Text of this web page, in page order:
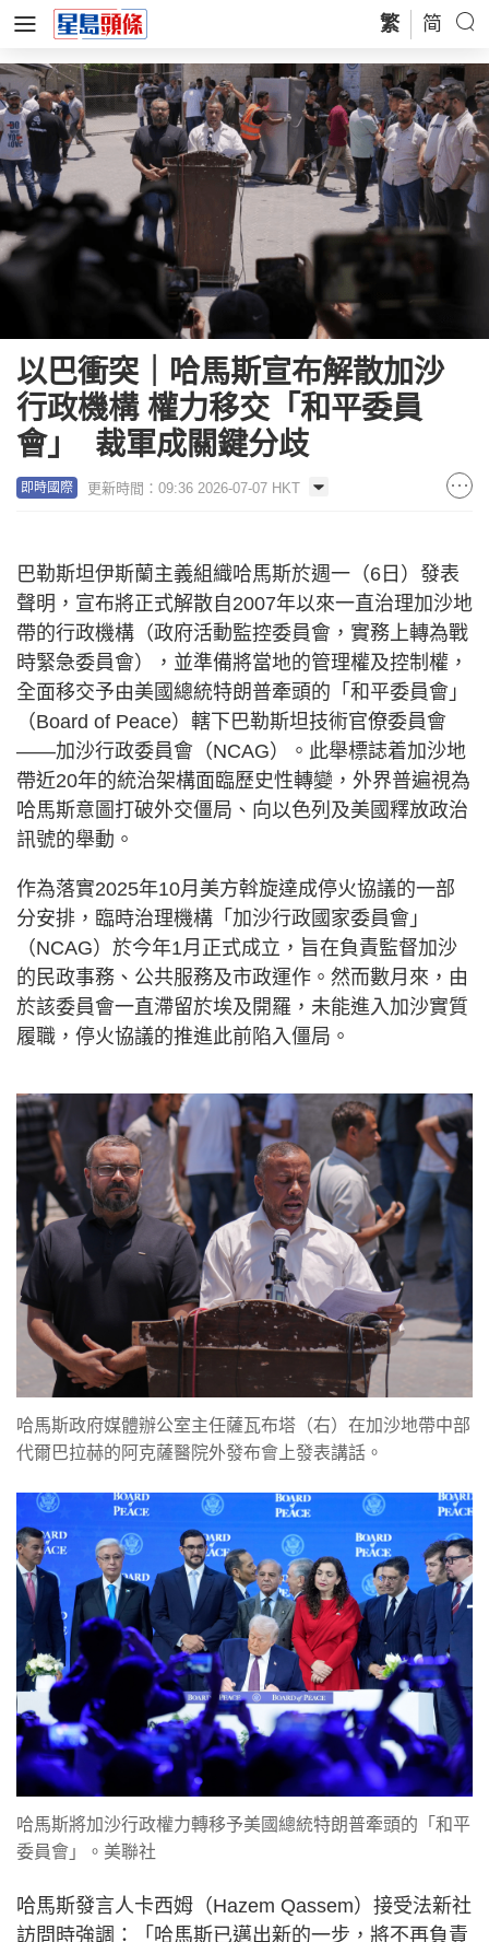
繁 简
以巴衝突｜哈馬斯宣布解散加沙
行政機構 權力移交「和平委員
會」 裁軍成關鍵分歧
即時國際 更新時間：09:36 2026-07-07 HKT
巴勒斯坦伊斯蘭主義組織哈馬斯於週一（6日）發表
聲明，宣布將正式解散自2007年以來一直治理加沙地
帶的行政機構（政府活動監控委員會，實務上轉為戰
時緊急委員會），並準備將當地的管理權及控制權，
全面移交予由美國總統特朗普牽頭的「和平委員會」
（Board of Peace）轄下巴勒斯坦技術官僚委員會
——加沙行政委員會（NCAG）。此舉標誌着加沙地
帶近20年的統治架構面臨歷史性轉變，外界普遍視為
哈馬斯意圖打破外交僵局、向以色列及美國釋放政治
訊號的舉動。
作為落實2025年10月美方斡旋達成停火協議的一部
分安排，臨時治理機構「加沙行政國家委員會」
（NCAG）於今年1月正式成立，旨在負責監督加沙
的民政事務、公共服務及市政運作。然而數月來，由
於該委員會一直滯留於埃及開羅，未能進入加沙實質
履職，停火協議的推進此前陷入僵局。
哈馬斯政府媒體辦公室主任薩瓦布塔（右）在加沙地帶中部
代爾巴拉赫的阿克薩醫院外發布會上發表講話。
哈馬斯將加沙行政權力轉移予美國總統特朗普牽頭的「和平
委員會」。美聯社
哈馬斯發言人卡西姆（Hazem Qassem）接受法新社
訪問時強調：「哈馬斯已邁出新的一步，將不再負責